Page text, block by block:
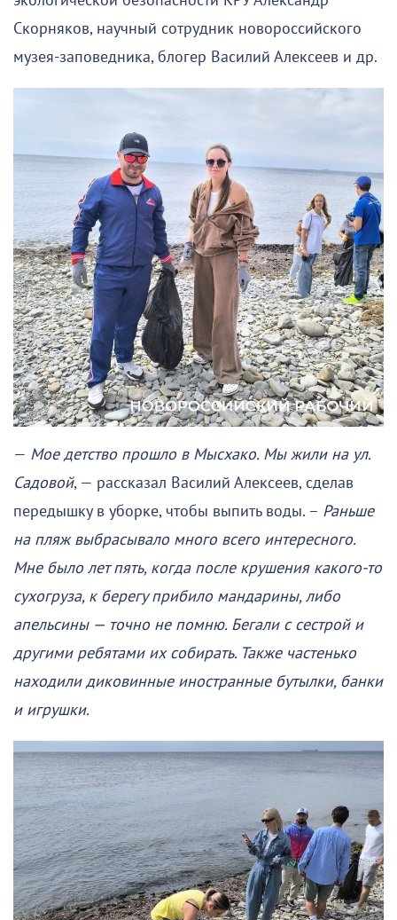
Скорняков, научный сотрудник новороссийского
музея-заповедника, блогер Василий Алексеев и др.
— Мое детство прошло в Мысхако. Мы жили на ул.
Садовой, — рассказал Василий Алексеев, сделав
передышку в уборке, чтобы выпить воды. – Раньше
на пляж выбрасывало много всего интересного.
Мне было лет пять, когда после крушения какого-то
сухогруза, к берегу прибило мандарины, либо
апельсины — точно не помню. Бегали с сестрой и
другими ребятами их собирать. Также частенько
находили диковинные иностранные бутылки, банки
и игрушки.